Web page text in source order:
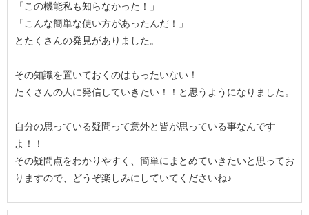
「この機能私も知らなかった！」
「こんな簡単な使い方があったんだ！」
とたくさんの発見がありました。
その知識を置いておくのはもったいない！
たくさんの人に発信していきたい！！と思うようになりました。
自分の思っている疑問って意外と皆が思っている事なんです
よ！！
その疑問点をわかりやすく、簡単にまとめていきたいと思ってお
りますので、どうぞ楽しみにしていてくださいね♪